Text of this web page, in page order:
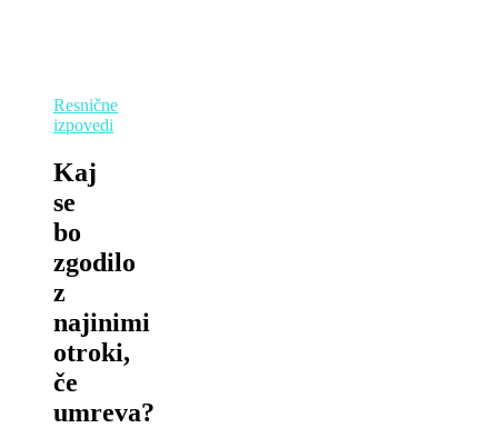
Resnične
izpovedi
Kaj
se
bo
zgodilo
z
najinimi
otroki,
če
umreva?